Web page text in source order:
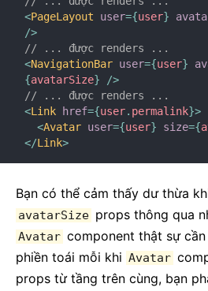
<PageLayout user={user}
/>
// ... được renders ...
<NavigationBar user={user}
{avatarSize}
/>
// ... được renders ...
<Link href={user. permalink}>
<Avatar user={user} size={
</Link>
Bạn có thể cảm thấy dư thừa
avatarSize props thông qua
Avatar component thật sự
phiền toái mỗi khi Avatar
props từ tầng trên cùng, bạn